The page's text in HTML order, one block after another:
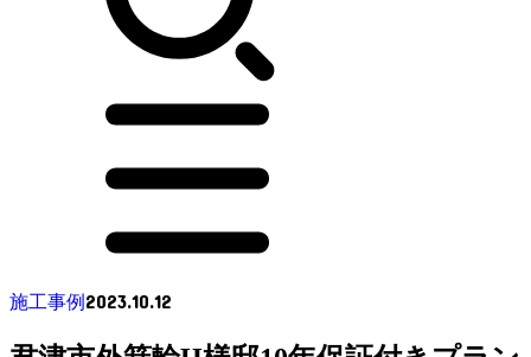
施工事例 2023.10.12